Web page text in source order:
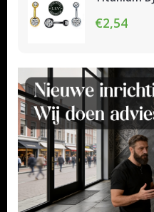
€2,54